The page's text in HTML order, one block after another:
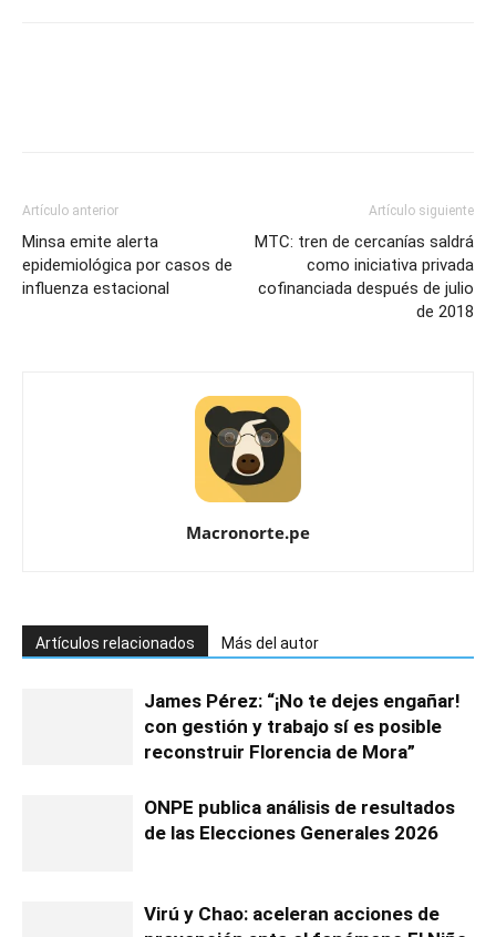
Artículo anterior
Minsa emite alerta
epidemiológica por casos de
influenza estacional
Artículo siguiente
MTC: tren de cercanías saldrá
como iniciativa privada
cofinanciada después de julio
de 2018
Macronorte.pe
Artículos relacionados Más del autor
James Pérez: “¡No te dejes engañar!
con gestión y trabajo sí es posible
reconstruir Florencia de Mora”
ONPE publica análisis de resultados
de las Elecciones Generales 2026
Virú y Chao: aceleran acciones de